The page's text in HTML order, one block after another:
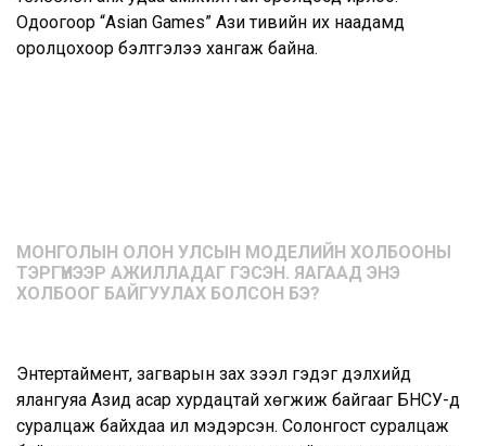
Одоогоор “Asian Games” Ази тивийн их наадамд
оролцохоор бэлтгэлээ хангаж байна.
МОНГОЛЫН ОЛОН УЛСЫН МОДЕЛИЙН ХОЛБООНЫ
ТЭРГҮҮНЭЭР АЖИЛЛАДАГ ГЭСЭН. ЯАГААД ЭНЭ
ХОЛБООГ БАЙГУУЛАХ БОЛСОН БЭ?
Энтертаймент, загварын зах зээл гэдэг дэлхийд
ялангуяа Азид асар хурдацтай хөгжиж байгааг БНСУ-д
суралцаж байхдаа илүү мэдэрсэн. Солонгост суралцаж